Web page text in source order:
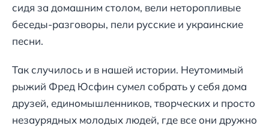
сидя за домашним столом, вели неторопливые
беседы-разговоры, пели русские и украинские
песни.
Так случилось и в нашей истории. Неутомимый
рыжий Фред Юсфин сумел собрать у себя дома
друзей, единомышленников, творческих и просто
незаурядных молодых людей, где все они дружно